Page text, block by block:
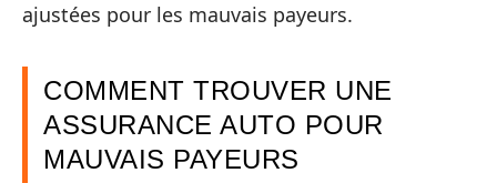
ajustées pour les mauvais payeurs.
COMMENT TROUVER UNE
ASSURANCE AUTO POUR
MAUVAIS PAYEURS